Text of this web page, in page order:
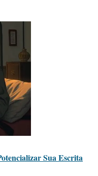
Sua Escrita